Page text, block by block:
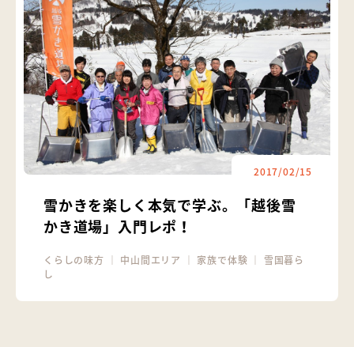
2017/02/15
雪かきを楽しく本気で学ぶ。「越後雪
かき道場」入門レポ！
くらしの味方 ｜ 中山間エリア ｜ 家族で体験 ｜ 雪国暮ら
し